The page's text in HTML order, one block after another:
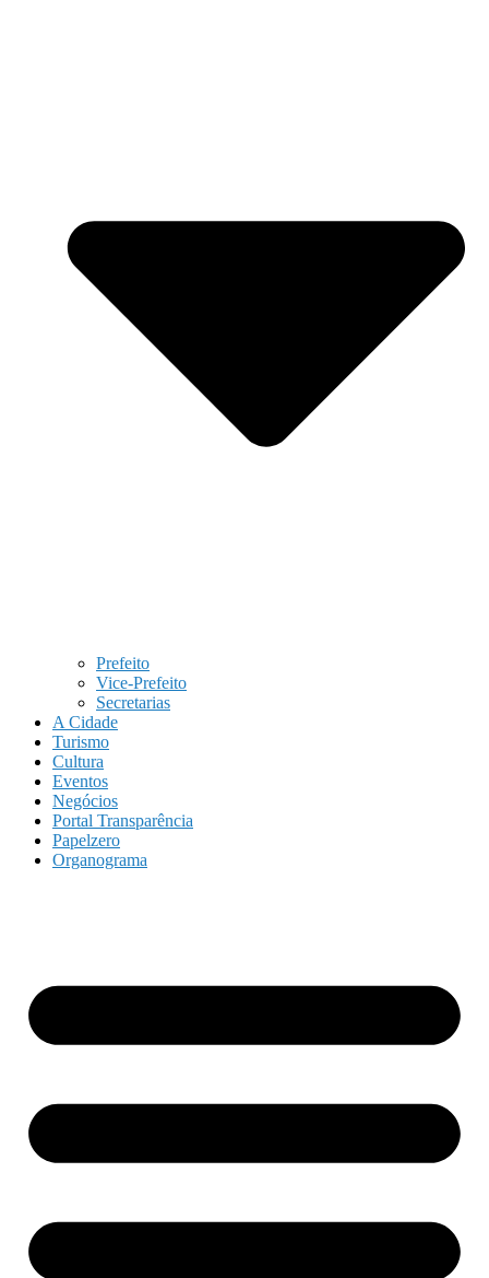
Prefeito
Vice-Prefeito
Secretarias
A Cidade
Turismo
Cultura
Eventos
Negócios
Portal Transparência
Papelzero
Organograma